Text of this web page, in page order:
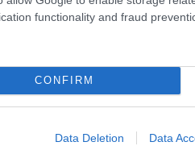
functionality and fraud
CONFIRM
Data Deletion Data